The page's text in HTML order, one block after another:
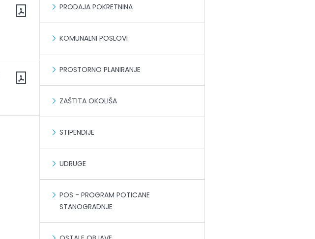
PRODAJA POKRETNINA
KOMUNALNI POSLOVI
PROSTORNO PLANIRANJE
ZAŠTITA OKOLIŠA
STIPENDIJE
UDRUGE
POS - PROGRAM POTICANE
STANOGRADNJE